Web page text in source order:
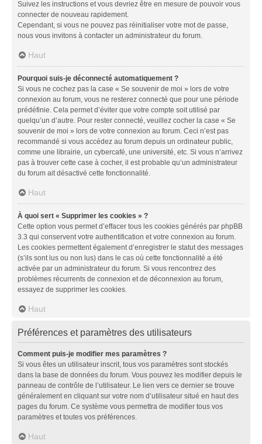
Suivez les instructions et vous devriez être en mesure de pouvoir vous
connecter de nouveau rapidement.
Cependant, si vous ne pouvez pas réinitialiser votre mot de passe,
nous vous invitons à contacter un administrateur du forum.
Haut
Pourquoi suis-je déconnecté automatiquement ?
Si vous ne cochez pas la case « Se souvenir de moi » lors de votre
connexion au forum, vous ne resterez connecté que pour une période
prédéfinie. Cela permet d’éviter que votre compte soit utilisé par
quelqu’un d’autre. Pour rester connecté, veuillez cocher la case « Se
souvenir de moi » lors de votre connexion au forum. Ceci n’est pas
recommandé si vous accédez au forum depuis un ordinateur public,
comme une librairie, un cybercafé, une université, etc. Si vous n’arrivez
pas à trouver cette case à cocher, il est probable qu’un administrateur
du forum ait désactivé cette fonctionnalité.
Haut
À quoi sert « Supprimer les cookies » ?
Cette option vous permet d’effacer tous les cookies générés par phpBB
3.3 qui conservent votre authentification et votre connexion au forum.
Les cookies permettent également d’enregistrer le statut des messages
(s’ils sont lus ou non lus) dans le cas où cette fonctionnalité a été
activée par un administrateur du forum. Si vous rencontrez des
problèmes récurrents de connexion et de déconnexion au forum,
essayez de supprimer les cookies.
Haut
Préférences et paramètres des utilisateurs
Comment puis-je modifier mes paramètres ?
Si vous êtes un utilisateur inscrit, tous vos paramètres sont stockés
dans la base de données du forum. Vous pouvez les modifier depuis le
panneau de contrôle de l’utilisateur. Le lien vers ce dernier se trouve
généralement en cliquant sur votre nom d’utilisateur situé en haut des
pages du forum. Ce système vous permettra de modifier tous vos
paramètres et toutes vos préférences.
Haut